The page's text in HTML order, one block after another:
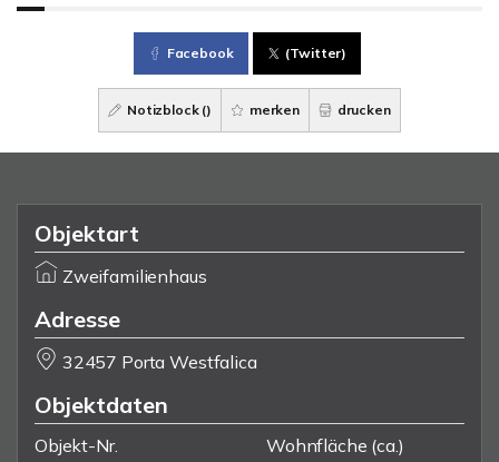
Facebook (Twitter)
Notizblock () merken drucken
Objektart
Zweifamilienhaus
Adresse
32457 Porta Westfalica
Objektdaten
Objekt-Nr.
Wohnfläche (ca.)